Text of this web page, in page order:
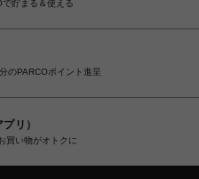
貯まる＆使える
のPARCOポイント進呈
リ）
買い物がオトクに